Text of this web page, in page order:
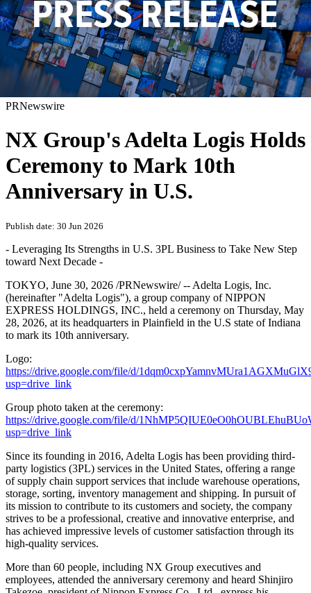
PRNewswire
NX Group's Adelta Logis Holds
Ceremony to Mark 10th
Anniversary in U.S.
Publish date: 30 Jun 2026
- Leveraging Its Strengths in U.S. 3PL Business to Take New Step
toward Next Decade -
TOKYO, June 30, 2026 /PRNewswire/ -- Adelta Logis, Inc.
(hereinafter "Adelta Logis"), a group company of NIPPON
EXPRESS HOLDINGS, INC., held a ceremony on Thursday, May
28, 2026, at its headquarters in Plainfield in the U.S state of Indiana
to mark its 10th anniversary.
Logo:
https://drive.google.com/file/d/
usp=drive_link
Group photo taken at the ceremony:
https://drive.google.com/file/d/
usp=drive_link
Since its founding in 2016, Adelta Logis has been providing third-
party logistics (3PL) services in the United States, offering a range
of supply chain support services that include warehouse operations,
storage, sorting, inventory management and shipping. In pursuit of
its mission to contribute to its customers and society, the company
strives to be a professional, creative and innovative enterprise, and
has achieved impressive levels of customer satisfaction through its
high-quality services.
More than 60 people, including NX Group executives and
employees, attended the anniversary ceremony and heard Shinjiro